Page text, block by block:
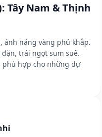
Tây Nam & Thịnh
ánh nắng vàng phủ khắp.
trái ngọt sum suê.
hợp cho những dự